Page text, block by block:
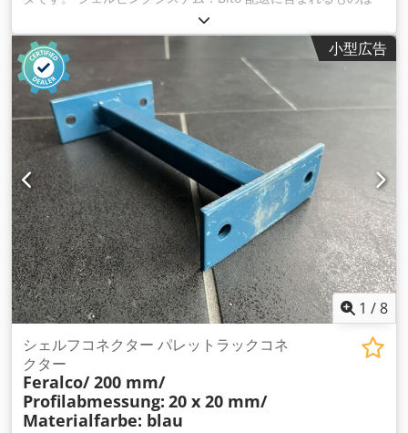
01x シェルフコネクタ、中古 素材色：センジミール亜鉛メッキ
全長：約300mm センターセンターホール：約260mm プロフ
ァイル寸法：L 50 x 50 mm Crodpeig Hv Usfx Ammef 素材
厚：約2.00mm 重量/個：約0.437kg
小型広告
1 /8
シェルフコネクター パレットラックコネ
クター
Feralco/ 200 mm/
Profilabmessung: 20 x 20 mm/
Materialfarbe: blau